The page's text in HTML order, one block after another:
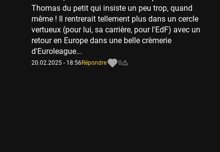
Thomas du petit qui insiste un peu trop, quand
même ! Il rentrerait tellement plus dans un cercle
vertueux (pour lui, sa carrière, pour l'EdF) avec un
retour en Europe dans une belle crèmerie
d'Euroleague...
20.02.2025 - 18:56Répondre 0